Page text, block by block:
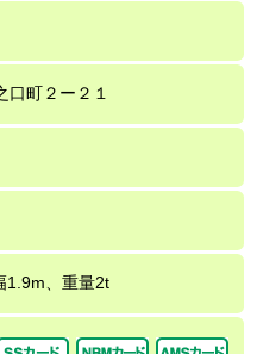
口町２ー２１
1.9m、重量2t